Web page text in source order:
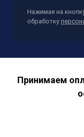
Нажимая на
обработку
Принимаем